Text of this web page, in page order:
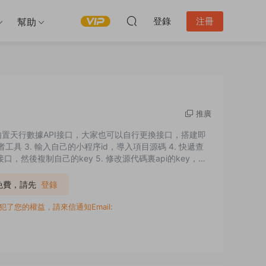
幫助 登錄 注冊
推廣
天行數據API接口，大家也可以自行更換接口，搭建即
工具 3. 輸入自己的小程序id，導入項目源碼 4. 快遞查
，然後複制自己的key 5. 修改源代碼裏api的key，打
費，請先 登錄
了您的權益，請來信通知Email: